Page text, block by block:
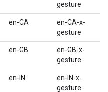
gesture
en-CA
en-CA-x-
gesture
en-GB
en-GB-x-
gesture
en-IN
en-IN-x-
gesture